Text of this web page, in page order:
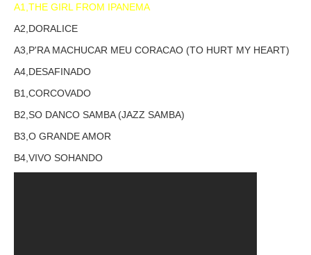
A1,THE GIRL FROM IPANEMA
A2,DORALICE
A3,P'RA MACHUCAR MEU CORACAO (TO HURT MY HEART)
A4,DESAFINADO
B1,CORCOVADO
B2,SO DANCO SAMBA (JAZZ SAMBA)
B3,O GRANDE AMOR
B4,VIVO SOHANDO